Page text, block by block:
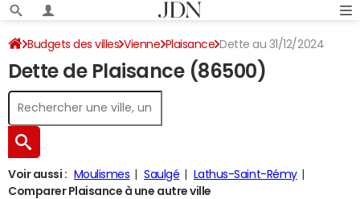
Budgets des villes Vienne Plaisance Dette au 31/12/2024
Dette de Plaisance (86500)
Voir aussi : Moulismes Saulgé
Lathus-Saint-Rémy
Comparer Plaisance à une autre ville